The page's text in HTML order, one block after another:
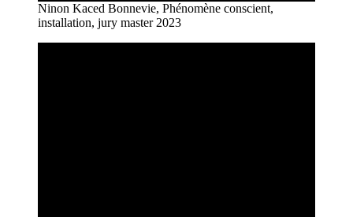
Ninon Kaced Bonnevie, Phénomène conscient,
installation, jury master 2023